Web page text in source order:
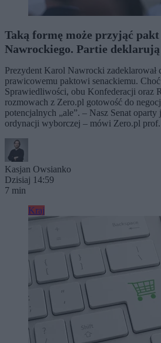
Taką formę może przyjąć pakt
Nawrockiego. Partie deklarują
Prezydent Karol Nawrocki zadeklarował
prawicowemu paktowi senackiemu.
Sprawiedliwości, obu Konfederacji oraz
rozmowach z Zero.pl gotowość do
potencjalnych „ale”. – Nasz Senat oparty
ordynacji wyborczej – mówi Zero.pl
Kasjan Owsianko
Dzisiaj 14:59
7 min
Kraj